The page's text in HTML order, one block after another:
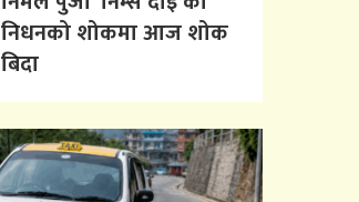
निधनको शोकमा आज शोक
बिदा